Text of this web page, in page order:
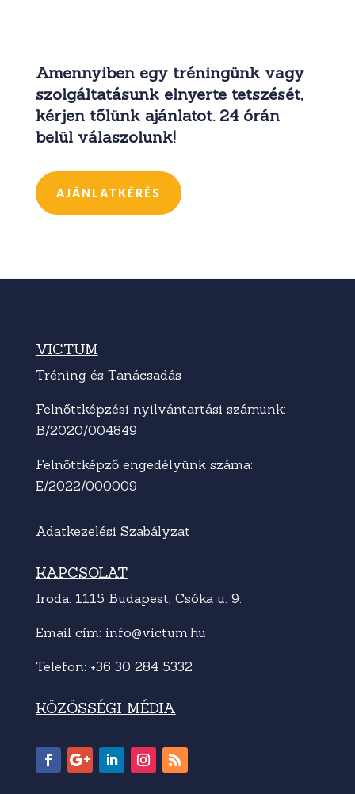
Amennyiben egy tréningünk vagy
szolgáltatásunk elnyerte tetszését,
kérjen tőlünk ajánlatot. 24 órán
belül válaszolunk!
AJÁNLATKÉRÉS
VICTUM
Tréning és Tanácsadás
Felnőttképzési nyilvántartási számunk:
B/2020/004849
Felnőttképző engedélyünk száma:
E/2022/000009
Adatkezelési Szabályzat
KAPCSOLAT
Iroda: 1115 Budapest, Csóka u. 9.
Email cím: info@victum.hu
Telefon: +36 30 284 5332
KÖZÖSSÉGI MÉDIA